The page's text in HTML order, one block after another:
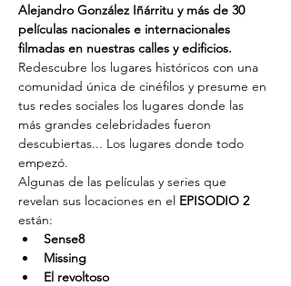
Alejandro González Iñárritu y más de 30
películas nacionales e internacionales
filmadas en nuestras calles y edificios.
Redescubre los lugares históricos con una
comunidad única de cinéfilos y presume en
tus redes sociales los lugares donde las
más grandes celebridades fueron
descubiertas... Los lugares donde todo
empezó.
Algunas de las películas y series que
revelan sus locaciones en el EPISODIO 2
están:
Sense8
Missing
El revoltoso